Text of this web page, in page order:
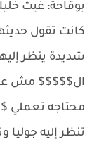
بوقاحة: غيث
كانت تقول
شديدة ينظر
ال$$$$$ مش
محتاجه تعملي
تنظر إليه